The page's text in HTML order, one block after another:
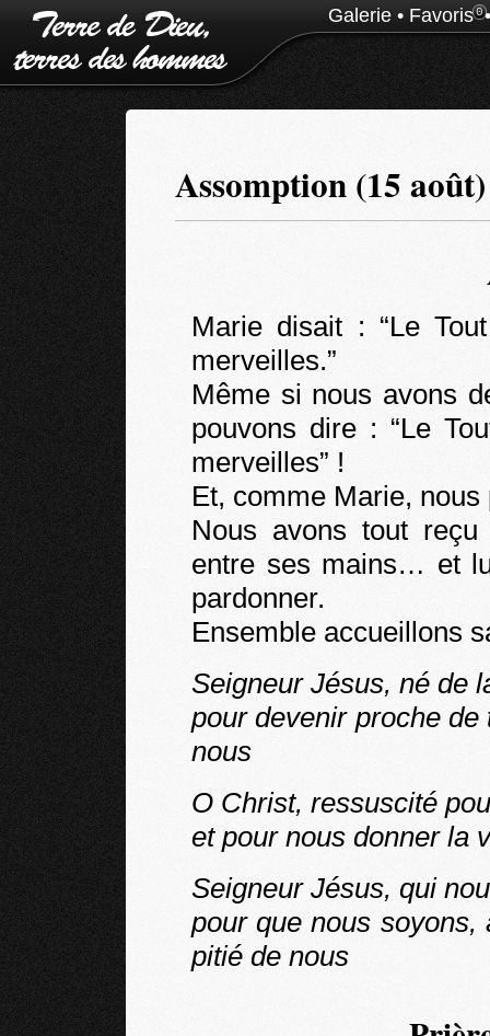
Galerie • Favoris0
Assomption (15
Marie disait : “Le
merveilles.”
Même si nous avons
pouvons dire : “Le
merveilles” !
Et, comme Marie,
Nous avons tout
entre ses mains… et
pardonner.
Ensemble accueillons
Seigneur Jésus, né de
pour devenir proche
nous
O Christ, ressuscité
et pour nous donner la
Seigneur Jésus, qui
pour que nous
pitié de nous